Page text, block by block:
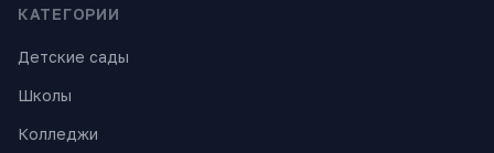
КАТЕГОРИИ
Детские сады
Школы
Колледжи